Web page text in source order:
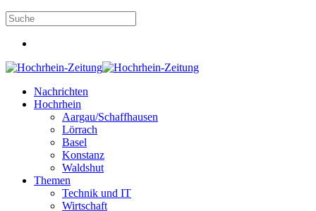
Nachrichten
Hochrhein
Aargau/Schaffhausen
Lörrach
Basel
Konstanz
Waldshut
Themen
Technik und IT
Wirtschaft